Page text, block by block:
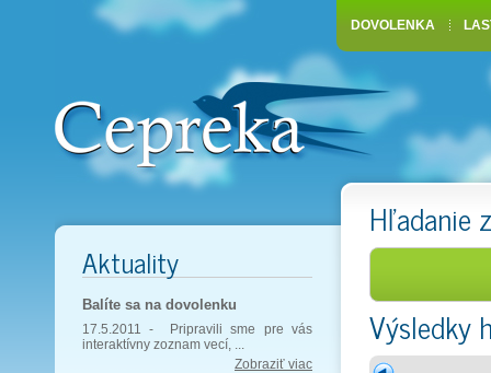
Hľadanie
Výsledky
Aktuality
Balíte sa na dovolenku
17.5.2011 - Pripravili sme pre vás
interaktívny zoznam vecí, ...
Zobraziť viac
DOVOLENKA